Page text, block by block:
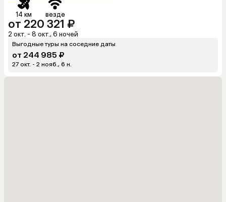
14 км везде
от 220 321 ₽
2 окт. - 8 окт., 6 ночей
Выгодные туры на соседние даты
от 244 985 ₽
27 окт. - 2 нояб., 6 н.